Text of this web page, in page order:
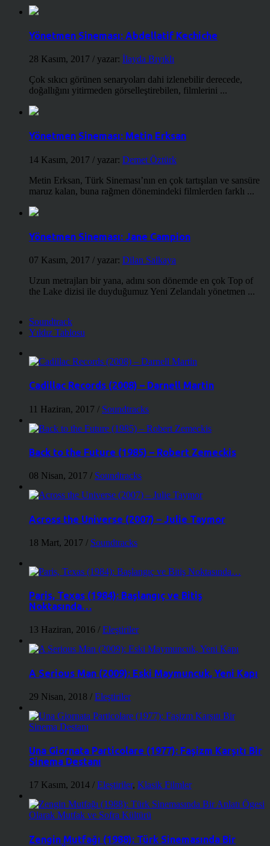
Yönetmen Sineması: Abdellatif Kechiche
28 Kasım, 2017 / yazar: İlayda Bıyıklı
Çok sıkıcı görünen senaryoları dahi izlenebilir derecede,
doğallığını yitirmeden görselleştirebilen, filmlerini ...
Yönetmen Sineması: Metin Erksan
14 Kasım, 2017 / yazar: Demet Öztürk
Metin Erksan, Türk Sineması’nın en çok tartışılan ve sansüre
maruz kalan, buna rağmen dönemindeki filmlerden farklı ...
Yönetmen Sineması: Jane Campion
07 Kasım, 2017 / yazar: Dilan Salkaya
Uzun metrajları bir yana, adını son dönemde en çok Top of
the Lake dizisi ile duyduğumuz Yeni Zelandalı yönetmen ...
Soundtrack
Yıldız Tablosu
Cadillac Records (2008) – Darnell Martin
11 Haziran, 2017 / Soundtracks
Back to the Future (1985) – Robert Zemeckis
08 Nisan, 2017 / Soundtracks
Across the Universe (2007) – Julie Taymor
18 Mart, 2017 / Soundtracks
Paris, Texas (1984): Başlangıç ve Bitiş
Noktasında…
13 Haziran, 2016 / Eleştiriler
A Serious Man (2009): Eski Maymuncuk, Yeni Kapı
29 Nisan, 2018 / Eleştiriler
Una Giornata Particolare (1977): Faşizm Karşıtı Bir
Sinema Destanı
17 Kasım, 2014 / Eleştiriler, Klasik Filmler
Zengin Mutfağı (1988): Türk Sinemasında Bir